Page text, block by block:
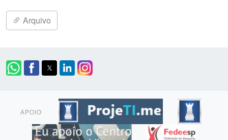
Arquivo
APOIO